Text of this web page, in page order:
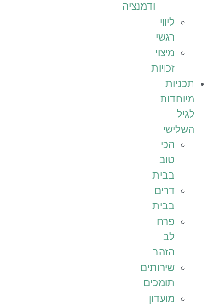
ודמנציה
ליווי
רגשי
מיצוי
זכויות
תכניות
מיוחדות
לגיל
השלישי
הכי
טוב
בבית
דרים
בבית
פרח
לב
הזהב
שירותים
תומכים
מועדון